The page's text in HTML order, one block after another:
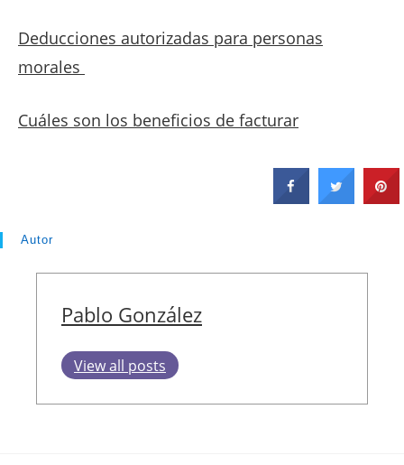
Deducciones autorizadas para personas
morales
Cuáles son los beneficios de facturar
Autor
Pablo González
View all posts